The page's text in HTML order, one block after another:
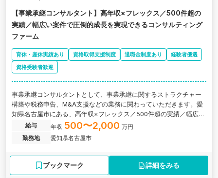
【事業承継コンサルタント】高年収×フレックス／500件超の
実績／幅広い案件で圧倒的成長を実現できるコンサルティング
ファーム
育休・産休実績あり 資格取得支援制度 退職金制度あり
経験者優遇
資格受験者歓迎
事業承継コンサルタントとして、事業承継に関するストラクチャー
構築や税務申告、M&A支援などの業務に関わっていただきます。愛
知県名古屋市にある、高年収×フレックス／500件超の実績／幅広い
案件で圧倒的成長を実現できるコンサルティング会社の求人です。
給与 年収 500〜2,000 万円
勤務地
愛知県名古屋市
ブックマーク 詳細をみる